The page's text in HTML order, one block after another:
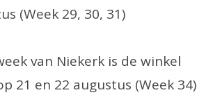
(Week 29, 30, 31)
van Niekerk is de winkel
21 en 22 augustus (Week 34)